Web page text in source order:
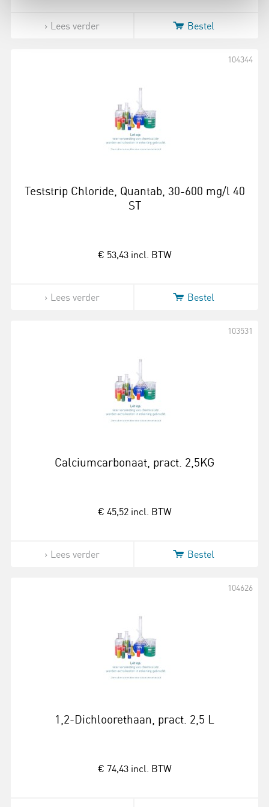
Lees verder Bestel
Teststrip Chloride, Quantab, 30-600 mg/l 40
ST
104344
€ 53,43 incl. BTW
Lees verder Bestel
Calciumcarbonaat, pract. 2,5KG
103531
€ 45,52 incl. BTW
Lees verder Bestel
1,2-Dichloorethaan, pract. 2,5 L
104626
€ 74,43 incl. BTW